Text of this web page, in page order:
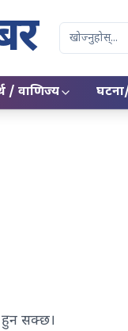
/ वाणिज्य
हुन सक्छ।